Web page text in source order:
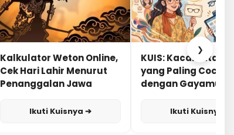
Kalkulator Weton Online,
Cek Hari Lahir Menurut
Penanggalan Jawa
Ikuti Kuisnya ➔
KUIS: Kacamata Apa
yang Paling Cocok
dengan Gayamu?
Ikuti Kuisnya ➔
❯